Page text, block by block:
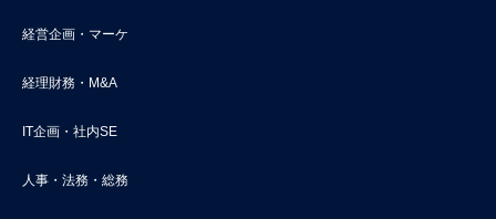
経営企画・マーケ
経理財務・M&A
IT企画・社内SE
人事・法務・総務